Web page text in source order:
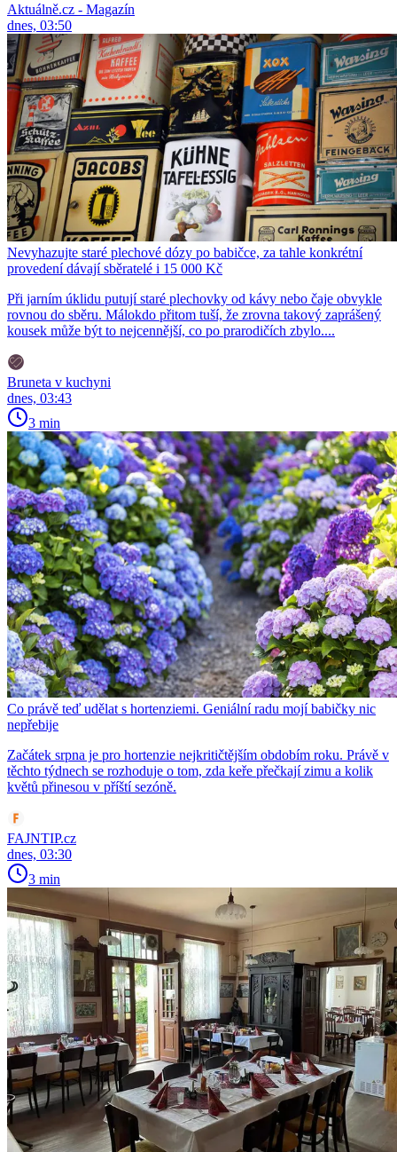
Aktuálně.cz - Magazín
dnes, 03:50
Nevyhazujte staré plechové dózy po babičce, za tahle konkrétní
provedení dávají sběratelé i 15 000 Kč
Při jarním úklidu putují staré plechovky od kávy nebo čaje obvykle
rovnou do sběru. Málokdo přitom tuší, že zrovna takový zaprášený
kousek může být to nejcennější, co po prarodičích zbylo....
Bruneta v kuchyni
dnes, 03:43
3 min
Co právě teď udělat s hortenziemi. Geniální radu mojí babičky nic
nepřebije
Začátek srpna je pro hortenzie nejkritičtějším obdobím roku. Právě v
těchto týdnech se rozhoduje o tom, zda keře přečkají zimu a kolik
květů přinesou v příští sezóně.
FAJNTIP.cz
dnes, 03:30
3 min